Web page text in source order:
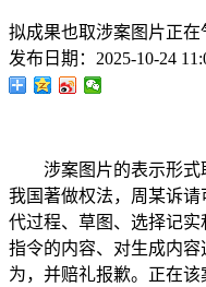
拟成果也取涉案图片正
发布日期： 2025-10-24
涉案图片的表示形式
我国著做权法，周某诉
代过程、草图、选择记
指令的内容、对生成内
为，并赔礼报歉。正在